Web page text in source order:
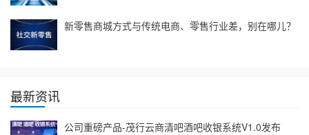
新零售商城方式与传统电商、零售行业差，别在哪儿？
最新资讯
公司重磅产品-茂行云商清吧酒吧收银系统V1.0发布